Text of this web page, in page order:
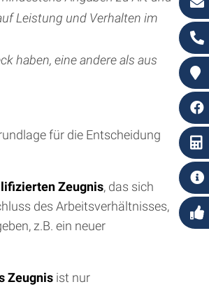
Leistung und Verhalten im
haben, eine andere als aus
für die Entscheidung
Zeugnis, das sich
des Arbeitsverhältnisses,
z.B. ein neuer
Zeugnis ist nur